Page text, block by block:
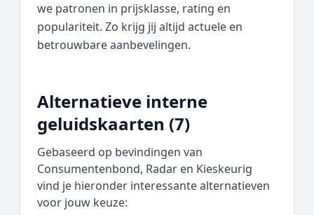
we patronen in prijsklasse, rating en
populariteit. Zo krijg jij altijd actuele en
betrouwbare aanbevelingen.
Alternatieve interne
geluidskaarten (7)
Gebaseerd op bevindingen van
Consumentenbond, Radar en Kieskeurig
vind je hieronder interessante alternatieven
voor jouw keuze: